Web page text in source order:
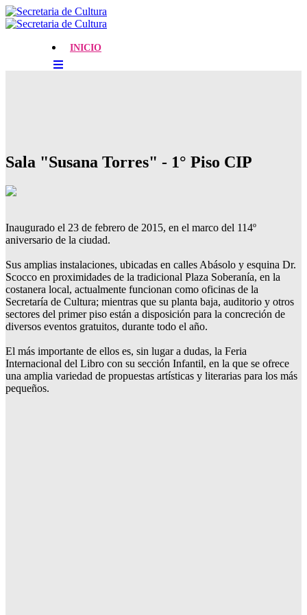
INICIO
Sala "Susana Torres" - 1° Piso CIP
Inaugurado el 23 de febrero de 2015, en el marco del 114º
aniversario de la ciudad.
Sus amplias instalaciones, ubicadas en calles Abásolo y esquina Dr.
Scocco en proximidades de la tradicional Plaza Soberanía, en la
costanera local, actualmente funcionan como oficinas de la
Secretaría de Cultura; mientras que su planta baja, auditorio y otros
sectores del primer piso están a disposición para la concreción de
diversos eventos gratuitos, durante todo el año.
El más importante de ellos es, sin lugar a dudas, la Feria
Internacional del Libro con su sección Infantil, en la que se ofrece
una amplia variedad de propuestas artísticas y literarias para los más
pequeños.